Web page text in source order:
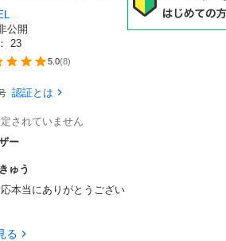
公開
23
5.0(8)
認証とは
されていません
ー
ゅう
本当にありがとうござい
る